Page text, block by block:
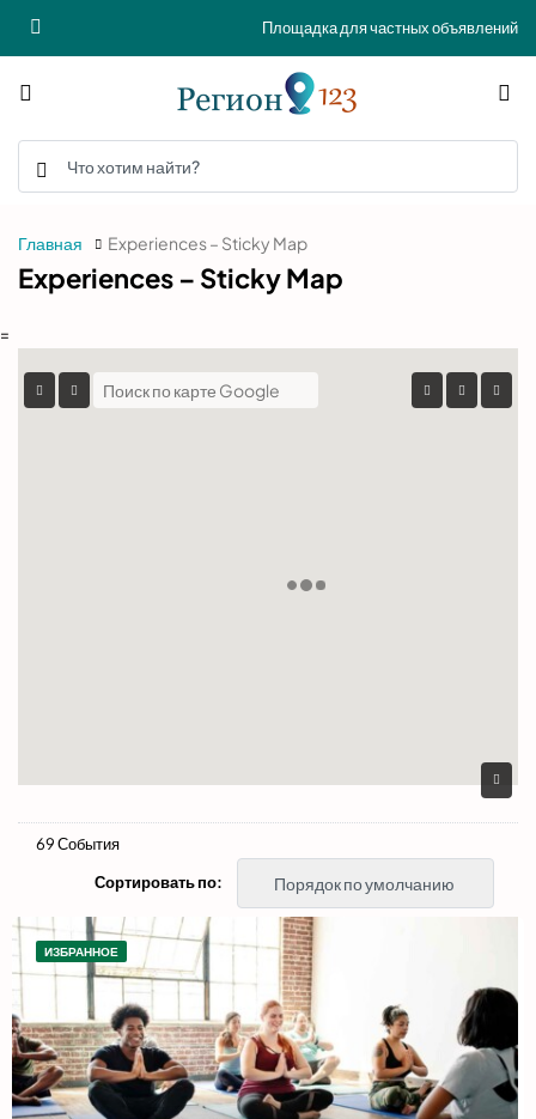
Площадка для частных объявлений
Главная Experiences – Sticky Map
Experiences – Sticky Map
=
69 События
Сортировать по:
Порядок по умолчанию
ИЗБРАННОЕ